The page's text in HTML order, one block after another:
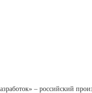
– российский